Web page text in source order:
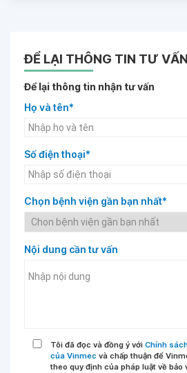
ĐỂ LẠI THÔNG TIN TƯ VẤN
Để lại thông tin nhận tư vấn
Họ và tên*
Số điện thoại*
Chọn bệnh viện gần bạn nhất*
Nội dung cần tư vấn
Tôi đã đọc và đồng ý với Chính
của Vinmec và chấp thuận để
theo quy định của pháp luật về bảo